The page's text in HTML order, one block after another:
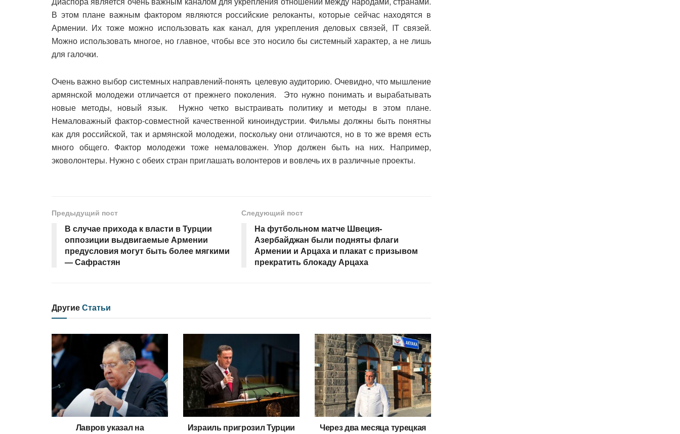
В этом плане важным фактором являются российские релоканты, которые сейчас находятся в
Армении. Их тоже можно использовать как канал, для укрепления деловых связей, IT связей.
Можно использовать многое, но главное, чтобы все это носило бы системный характер, а не лишь
для галочки.
Очень важно выбор системных направлений-понять целевую аудиторию. Очевидно, что мышление
армянской молодежи отличается от прежнего поколения. Это нужно понимать и вырабатывать
новые методы, новый язык. Нужно четко выстраивать политику и методы в этом плане.
Немаловажный фактор-совместной качественной киноиндустрии. Фильмы должны быть понятны
как для российской, так и армянской молодежи, поскольку они отличаются, но в то же время есть
много общего. Фактор молодежи тоже немаловажен. Упор должен быть на них. Например,
эковолонтеры. Нужно с обеих стран приглашать волонтеров и вовлечь их в различные проекты.
Предыдущий пост
В случае прихода к власти в Турции
оппозиции выдвигаемые Армении
предусловия могут быть более мягкими
— Сафрастян
Следующий пост
На футбольном матче Швеция-
Азербайджан были подняты флаги
Армении и Арцаха и плакат с призывом
прекратить блокаду Арцаха
ДругиеСтатьи
Лавров указал на
Израиль пригрозил Турции
Через два месяца турецкая